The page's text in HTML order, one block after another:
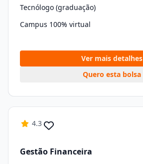
Tecnólogo (graduação)
Campus 100% virtual
Ver mais detalhes
Quero esta bolsa
4.3
Gestão Financeira